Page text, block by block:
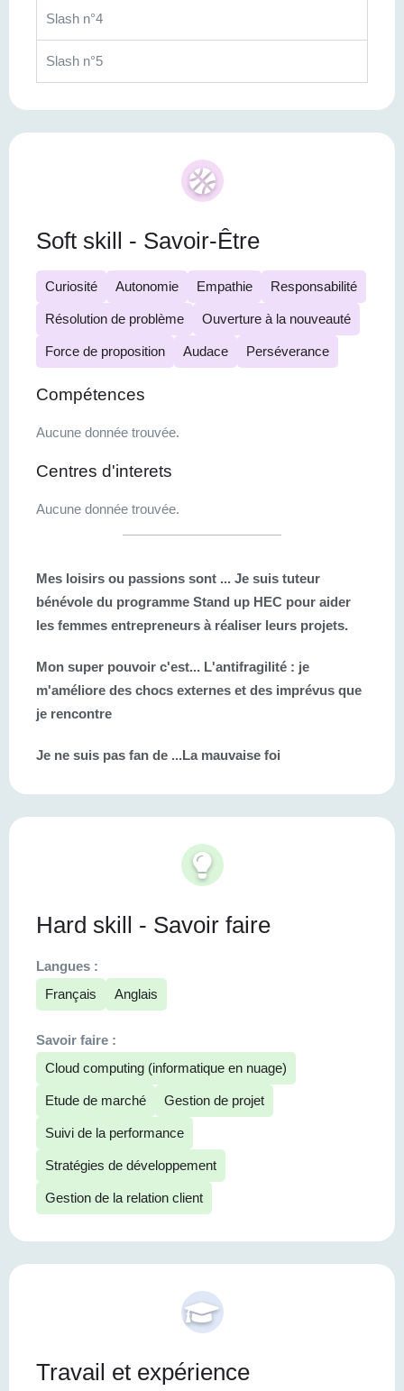
Slash n°4
Slash n°5
Soft skill - Savoir-Être
Curiosité Autonomie Empathie Responsabilité
Résolution de problème Ouverture à la nouveauté
Force de proposition Audace Perséverance
Compétences
Aucune donnée trouvée.
Centres d'interets
Aucune donnée trouvée.
Mes loisirs ou passions sont ... Je suis tuteur
bénévole du programme Stand up HEC pour aider
les femmes entrepreneurs à réaliser leurs projets.
Mon super pouvoir c'est... L'antifragilité : je
m'améliore des chocs externes et des imprévus que
je rencontre
Je ne suis pas fan de ...La mauvaise foi
Hard skill - Savoir faire
Langues :
Français
Anglais
Savoir faire :
Cloud computing (informatique en nuage)
Etude de marché Gestion de projet
Suivi de la performance
Stratégies de développement
Gestion de la relation client
Travail et expérience